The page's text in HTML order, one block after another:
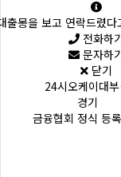
출몽을 보고 연락드렸
전화하
문자하
닫기
24시오케이대
경기
금융협회 정식 등